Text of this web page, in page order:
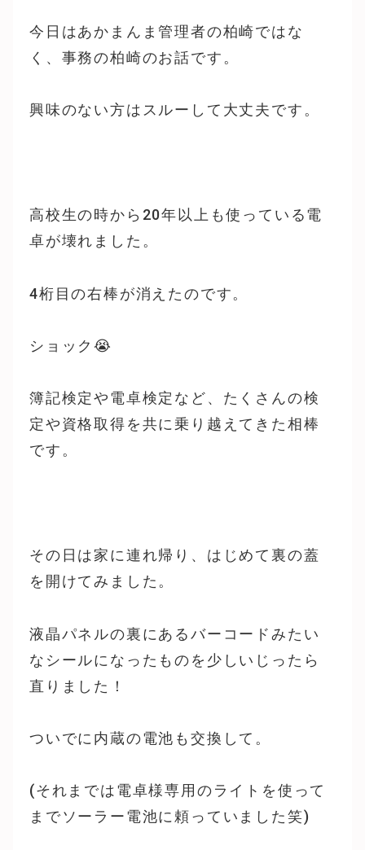
今日はあかまんま管理者の柏崎ではな
く、事務の柏崎のお話です。
興味のない方はスルーして大丈夫です。
高校生の時から20年以上も使っている電
卓が壊れました。
4桁目の右棒が消えたのです。
ショック😭
簿記検定や電卓検定など、たくさんの検
定や資格取得を共に乗り越えてきた相棒
です。
その日は家に連れ帰り、はじめて裏の蓋
を開けてみました。
液晶パネルの裏にあるバーコードみたい
なシールになったものを少しいじったら
直りました！
ついでに内蔵の電池も交換して。
(それまでは電卓様専用のライトを使って
までソーラー電池に頼っていました笑)